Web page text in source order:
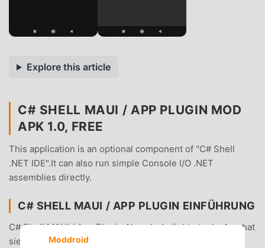
Explore this article
C# SHELL MAUI / APP PLUGIN MOD
APK 1.0, FREE
This application is an optional component of "C# Shell
.NET IDE".It can also run simple Console I/O .NET
assemblies directly.
C# SHELL MAUI / APP PLUGIN EINFÜHRUNG
C# Shell MAUI / App Plugin Als sehr beliebte tools-App hat
sie in letzter Zeit eine große Anzahl von Benutzern
Moddroid